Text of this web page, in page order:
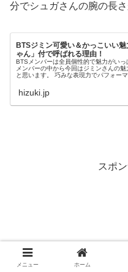
分でシュガさんの腕の長さ
BTSジミン可愛い＆かっこいい
ゃん」付で呼ばれる理由！
BTSメンバーは全員個性的で魅力がいっ
メンバーの中から今回はジミンさんの魅
と思います。 巧みな表現力でパフォーマ
性だけでなく時には男...
hizuki.jp
スポ
メニュー ホーム